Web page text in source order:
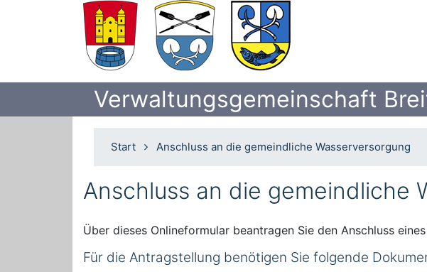
Verwaltungsgemeinschaft
Start Anschluss an die gemeindliche Wasserversorgung
Anschluss an die gemeindliche
Über dieses Onlineformular beantragen Sie den Anschluss
Für die Antragstellung benötigen Sie folgende